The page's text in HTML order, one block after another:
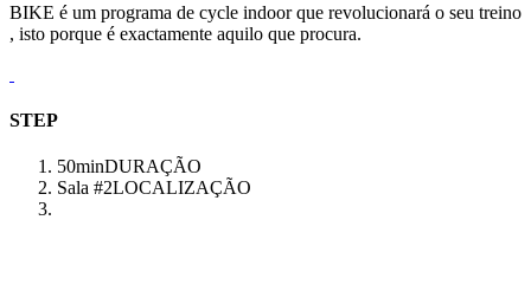
BIKE é um programa de cycle indoor que revolucionará o seu treino
, isto porque é exactamente aquilo que procura.
STEP
50minDURAÇÃO
Sala #2LOCALIZAÇÃO